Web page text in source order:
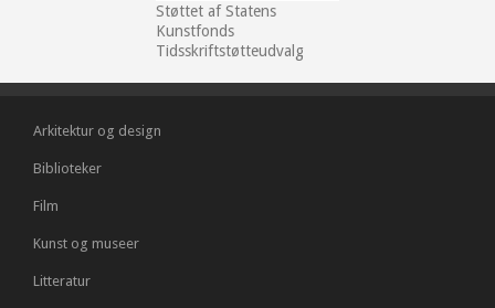
Støttet af Statens
Kunstfonds
Tidsskriftstøtteudvalg
Arkitektur og design
Biblioteker
Film
Kunst og museer
Litteratur